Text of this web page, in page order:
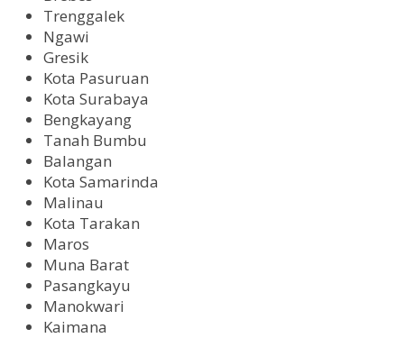
Trenggalek
Ngawi
Gresik
Kota Pasuruan
Kota Surabaya
Bengkayang
Tanah Bumbu
Balangan
Kota Samarinda
Malinau
Kota Tarakan
Maros
Muna Barat
Pasangkayu
Manokwari
Kaimana